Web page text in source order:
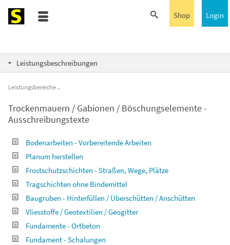
Login
Shop
Leistungsbeschreibungen
Leistungsbereiche
Trockenmauern / Gabionen / Böschungselemente -
Ausschreibungstexte
Bodenarbeiten - Vorbereitende Arbeiten
Planum herstellen
Frostschutzschichten - Straßen, Wege, Plätze
Tragschichten ohne Bindemittel
Baugruben - Hinterfüllen / Überschütten / Anschütten
Vliesstoffe / Geotextilien / Geogitter
Fundamente - Ortbeton
Fundament - Schalungen